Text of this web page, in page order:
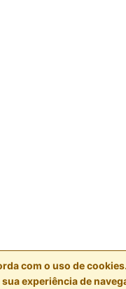
com o uso de
experiência de